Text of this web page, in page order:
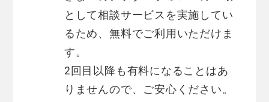
として相談サービスを実施してい
るため、無料でご利用いただけま
す。
2回目以降も有料になることはあ
りませんので、ご安心ください。